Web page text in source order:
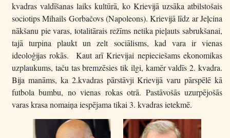
kvadras valdīšanas laiks kultūrā, ko Krievijā uzsāka atbilstošais
sociotips Mihails Gorbačovs (Napoleons). Krievijā līdz ar Jeļcina
nākšanu pie varas, totalitārais režīms netika pieļauts sabrukšanai,
tajā turpina plaukt un zelt sociālisms, kad vara ir vienas
ideoloģijas rokās. Kaut arī Krievijai nepieciešams ekonomikas
uzplaukums, taču tas bremzēsies tik ilgi, kamēr valdīs 2. kvadra.
Bija manāms, ka 2.kvadras pārstāvji Krievijā varu pārspēlē kā
futbola bumbu, no vienas rokas otrā. Pastāvošās uzurpējošās
varas krasa nomaiņa iespējama tikai 3. kvadras ietekmē.